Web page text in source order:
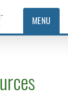
MENU